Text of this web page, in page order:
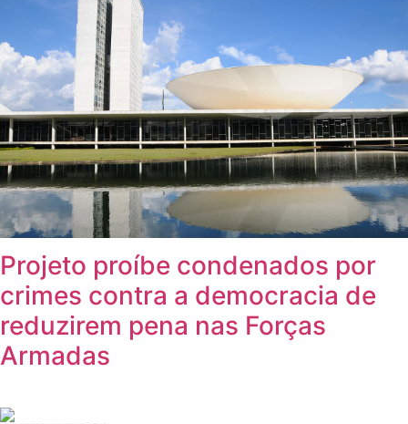
Projeto proíbe condenados por
crimes contra a democracia de
reduzirem pena nas Forças
Armadas